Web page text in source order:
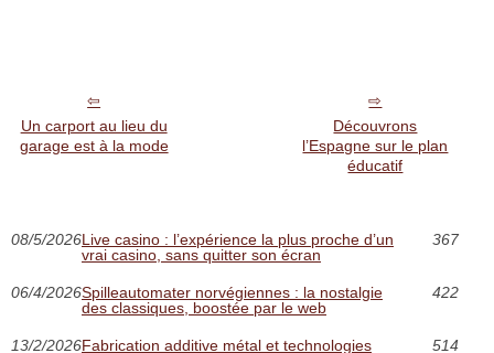
Un carport au lieu du
garage est à la mode
Découvrons
l’Espagne sur le plan
éducatif
08/5/2026Live casino : l’expérience la plus proche d’un
vrai casino, sans quitter son écran
367
06/4/2026Spilleautomater norvégiennes : la nostalgie
des classiques, boostée par le web
422
13/2/2026Fabrication additive métal et technologies
514